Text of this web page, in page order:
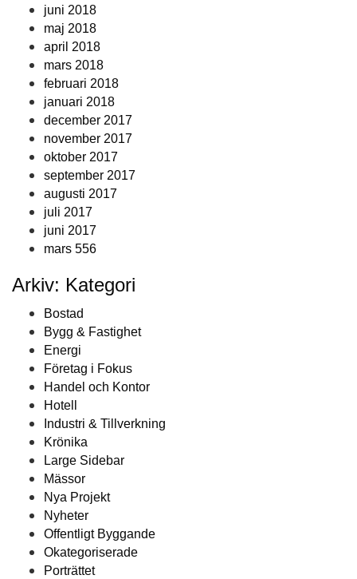
juni 2018
maj 2018
april 2018
mars 2018
februari 2018
januari 2018
december 2017
november 2017
oktober 2017
september 2017
augusti 2017
juli 2017
juni 2017
mars 556
Arkiv: Kategori
Bostad
Bygg & Fastighet
Energi
Företag i Fokus
Handel och Kontor
Hotell
Industri & Tillverkning
Krönika
Large Sidebar
Mässor
Nya Projekt
Nyheter
Offentligt Byggande
Okategoriserade
Porträttet